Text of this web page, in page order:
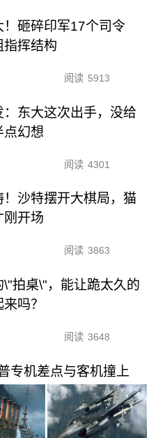
！砸碎印军17个司令
指挥结构
阅读 5913
：东大这次出手，没给
点幻想
阅读 4301
！沙特摆开大棋局，猫
刚开场
阅读 3863
\"拍桌\"，能让跪太久的
吗？
阅读 3648
专机差点与客机撞上